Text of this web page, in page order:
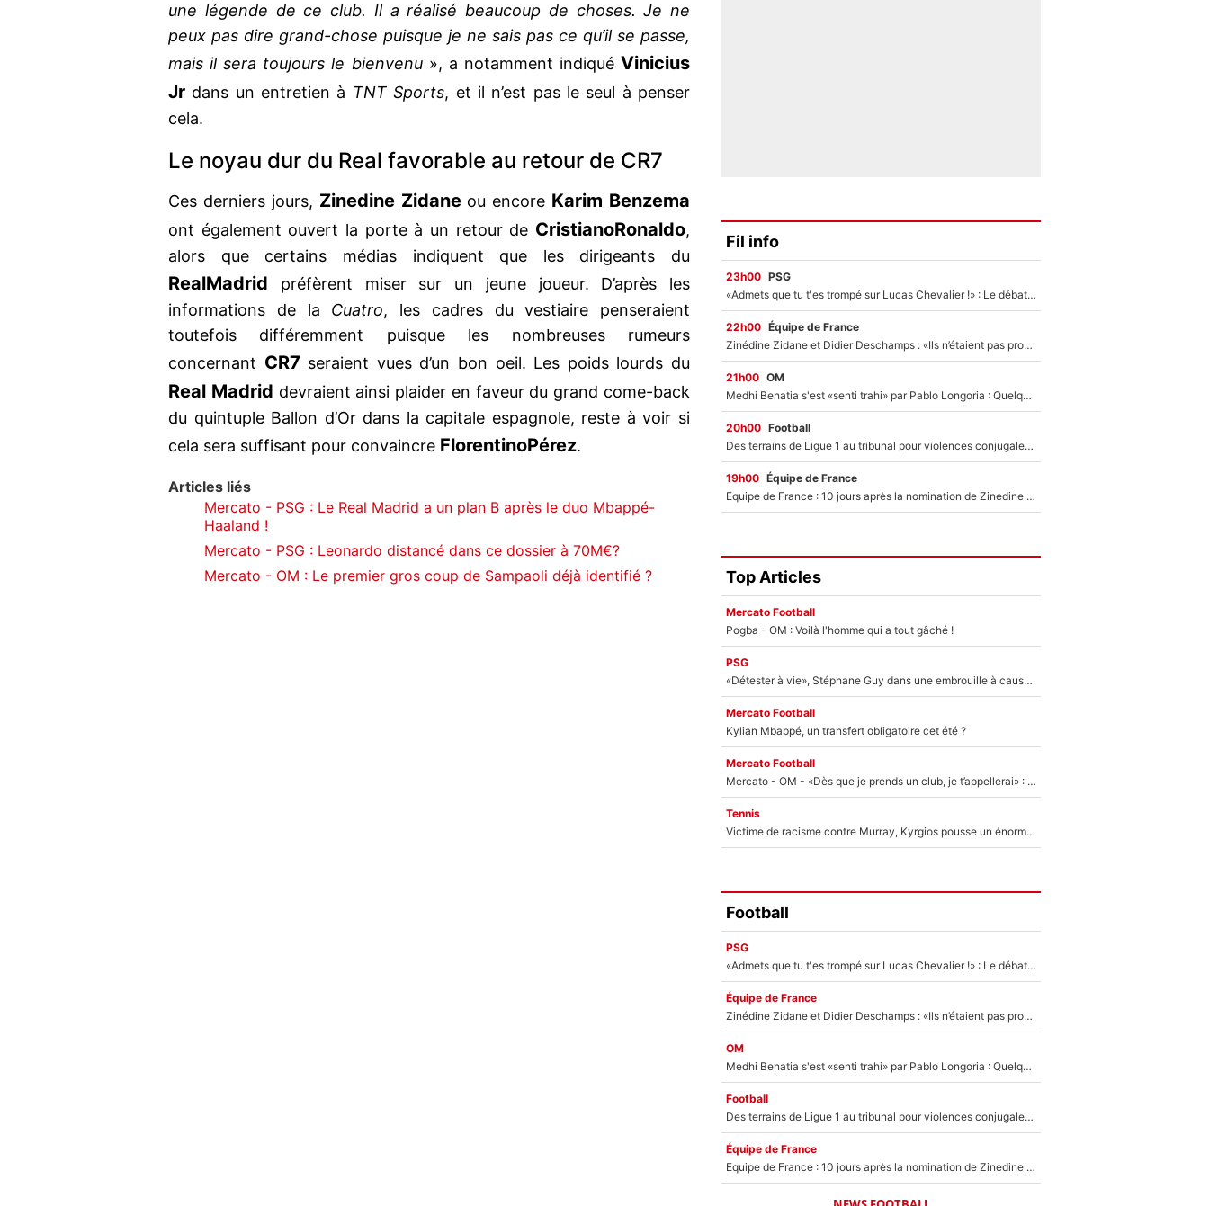
une légende de ce club. Il a réalisé beaucoup de choses. Je ne
peux pas dire grand-chose puisque je ne sais pas ce qu’il se passe,
mais il sera toujours le bienvenu », a notamment indiquéVinicius
Jr dans un entretien à TNT Sports, et il n’est pas le seul à penser
cela.
Le noyau dur du Real favorable au retour de CR7
Ces derniers jours, Zinedine Zidaneou encore Karim Benzema
ont également ouvert la porte à un retour de CristianoRonaldo,
alors que certains médias indiquent que les dirigeants du
RealMadrid préfèrent miser sur un jeune joueur. D’après les
informations de la Cuatro, les cadres du vestiaire penseraient
toutefois différemment puisque les nombreuses rumeurs
concernant CR7 seraient vues d’un bon oeil. Les poids lourds du
Real Madrid devraient ainsi plaider en faveur du grand come-back
du quintuple Ballon d’Or dans la capitale espagnole, reste à voir si
cela sera suffisant pour convaincre FlorentinoPérez.
Articles liés
Mercato - PSG : Le Real Madrid a un plan B après le duo Mbappé-
Haaland !
Mercato - PSG : Leonardo distancé dans ce dossier à 70M€?
Mercato - OM : Le premier gros coup de Sampaoli déjà identifié ?
Fil info
23h00 PSG
«Admets que tu t'es trompé sur Lucas Chevalier !» : Le débat sur le gardien du PSG vire au clash à l'After Foot
22h00 Équipe de France
Zinédine Zidane et Didier Deschamps : «Ils n’étaient pas proches», les confidences d’un membre de l’équipe de France 1998 sur leur relation spéciale
21h00 OM
Medhi Benatia s'est «senti trahi» par Pablo Longoria : Quelques semaines après son départ, l'ancien directeur de football de l'OM règle ses comptes
20h00 Football
Des terrains de Ligue 1 au tribunal pour violences conjugales : Un arbitre français encourt une peine de 18 mois de prison !
19h00 Équipe de France
Equipe de France : 10 jours après la nomination de Zinedine Zidane, c'est au tour de son fils de prendre un nouveau départ !
Top Articles
Mercato Football
Pogba - OM : Voilà l'homme qui a tout gâché !
PSG
«Détester à vie», Stéphane Guy dans une embrouille à cause du PSG !
Mercato Football
Kylian Mbappé, un transfert obligatoire cet été ?
Mercato Football
Mercato - OM - «Dès que je prends un club, je t’appellerai» : La promesse de Marcelino au moment de claquer la porte
Tennis
Victime de racisme contre Murray, Kyrgios pousse un énorme coup de gueule !
Football
PSG
«Admets que tu t'es trompé sur Lucas Chevalier !» : Le débat sur le gardien du PSG vire au clash à l'After Foot
Équipe de France
Zinédine Zidane et Didier Deschamps : «Ils n’étaient pas proches», les confidences d’un membre de l’équipe de France 1998 sur leur relation spéciale
OM
Medhi Benatia s'est «senti trahi» par Pablo Longoria : Quelques semaines après son départ, l'ancien directeur de football de l'OM règle ses comptes
Football
Des terrains de Ligue 1 au tribunal pour violences conjugales : Un arbitre français encourt une peine de 18 mois de prison !
Équipe de France
Equipe de France : 10 jours après la nomination de Zinedine Zidane, c'est au tour de son fils de prendre un nouveau départ !